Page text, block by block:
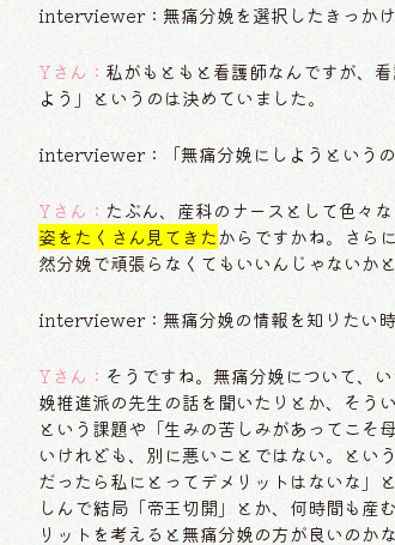
interviewer：無痛分娩を選択したきっかけ
Yさん：私がもともと看護師なんですが、
よう」というのは決めていました。
interviewer：「無痛分娩にしようというの
Yさん： たぶん、産科のナースとして色々
姿をたくさん見てきたからですかね。さら
然分娩で頑張らなくてもいいんじゃないか
interviewer：無痛分娩の情報を知りたい
Yさん： そうですね。無痛分娩について、
娩推進派の先生の話を聞いたりとか、そう
という課題や「生みの苦しみがあってこそ
いけれども、別に悪いことではない。とい
だったら私にとってデメリットはないな」
しんで結局「帝王切開」とか、何時間も産
リットを考えると無痛分娩の方が良いのか